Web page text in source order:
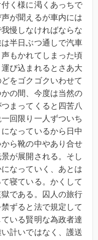
く様に渇くあっちで
が聞えるが車内には
慢しなければならな
半日ぶつ通しで汽車
もかれてしまった頃
び込まれるとさあ大
をゴクゴクいわせて
の間、今度は当然の
まってくると四苦八
回限り一人ずついち
なっているから日中
ら靴の中やあり合せ
が展開される。そし
なっていく、あとは
寝ている。かくして
である。囚人の旅行
ずると法で規定して
いる賢明な為政者達
計いではなく、護送